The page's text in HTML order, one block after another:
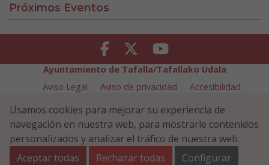
Próximos Eventos
Facebook Twitter Youtube
Ayuntamiento de Tafalla/Tafallako Udala
Aviso Legal
Aviso de privacidad
Accesibilidad
Política de Seguridad de la Información
Plaza Navarra 5 - 31300 Tafalla (NAVARRA)
948 70 18 11
ayuntamiento@tafalla.es
Usamos cookies para mejorar su experiencia de
navegación en nuestra web, para mostrarle contenidos
personalizados y analizar el tráfico de nuestra web.
Aceptar todas
Rechazar todas Configurar